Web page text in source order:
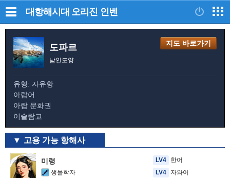
대항해시대 오리진 인벤
도파르
남인도양
지도 바로가기
유형: 자유항
아랍어
아랍 문화권
이슬람교
고용 가능 항해사
미령
생물학자
LV4
한어
LV4
자와어